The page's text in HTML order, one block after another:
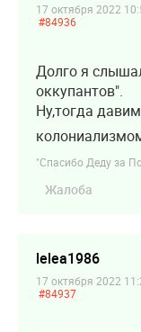
17 октября 2022
#84936
Долго я
оккупантов".
Ну,тогда
"Спасибо Деду за
Жалоба
lelea1986
17 октября 2022
#84937